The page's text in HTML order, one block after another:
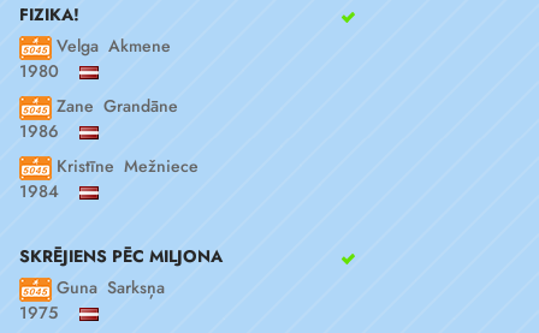
FIZIKA!
Velga Akmene
1980
Zane Grandāne
1986
Kristīne Mežniece
1984
SKRĒJIENS PĒC MILJONA
Guna Sarksņa
1975